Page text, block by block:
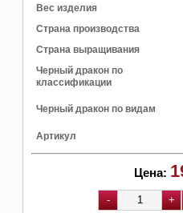
Вес изделия
Страна производства
Страна выращивания
Черный дракон по
классификации
Черный дракон по видам
Артикул
Цена: